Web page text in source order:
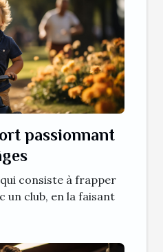
passionnant
consiste à frapper
un club, en la faisant